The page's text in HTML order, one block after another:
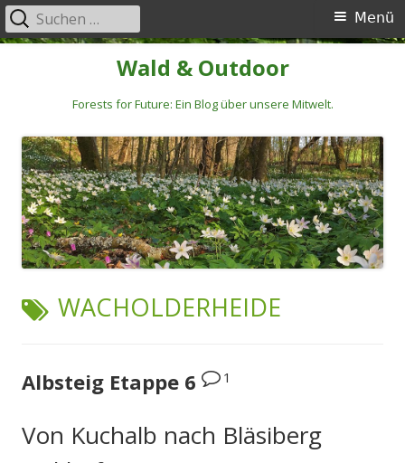
Wald & Outdoor
Forests for Future: Ein Blog über unsere Mitwelt.
Primäres
Menü
Suchen
nach:
SCHLAGWORT:
WACHOLDERHEIDE
Albsteig Etappe 6 1
Von Kuchalb nach Bläsiberg